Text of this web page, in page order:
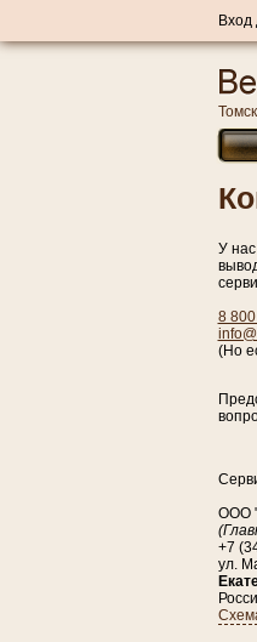
Вход
Томск
У
8
(Но
ООО
+7
ул.